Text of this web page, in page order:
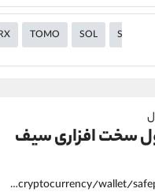
TOMO SOL SC
سخت افزاری سیف
https://alirezamehrabi.com/cryptocurrency/wallet/safepal-wallet